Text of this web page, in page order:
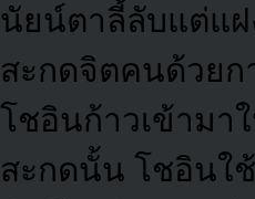
นัยน์ตาลี้ลับแต่แฝ
สะกดจิตคนด้วยก
โชอินก้าวเข้ามา
สะกดนั้น โชอินใ